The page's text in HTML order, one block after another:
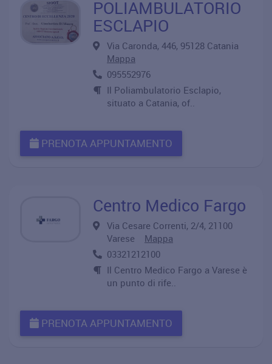
POLIAMBULATORIO
ESCLAPIO
Via Caronda, 446, 95128 Catania
Mappa
095552976
Il Poliambulatorio Esclapio,
situato a Catania, of..
PRENOTA APPUNTAMENTO
Centro Medico Fargo
Via Cesare Correnti, 2/4, 21100
Varese Mappa
03321212100
Il Centro Medico Fargo a Varese è
un punto di rife..
PRENOTA APPUNTAMENTO